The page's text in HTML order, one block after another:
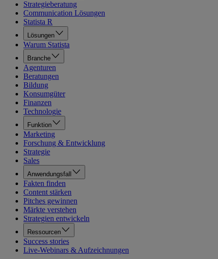
Strategieberatung
Communication Lösungen
Statista R
Lösungen
Warum Statista
Branche
Agenturen
Beratungen
Bildung
Konsumgüter
Finanzen
Technologie
Funktion
Marketing
Forschung & Entwicklung
Strategie
Sales
Anwendungsfall
Fakten finden
Content stärken
Pitches gewinnen
Märkte verstehen
Strategien entwickeln
Ressourcen
Success stories
Live-Webinars & Aufzeichnungen